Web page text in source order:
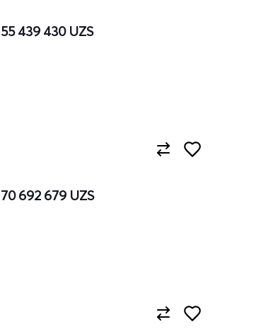
55 439 430 UZS
70 692 679 UZS